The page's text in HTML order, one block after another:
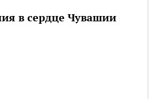
в сердце Чувашии